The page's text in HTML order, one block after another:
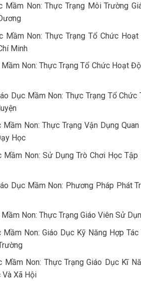
Mầm Non: Thực Trạng Môi Trường
Mầm Non: Thực Trạng Tổ Chức
Minh
Non: Thực Trạng Tổ Chức Hoạt
Dục Mầm Non: Thực Trạng Tổ
Mầm Non: Thực Trạng Vận Dụng
Học
Mầm Non: Sử Dụng Trò Chơi Học
Dục Mầm Non: Phương Pháp Phát
Non: Thực Trạng Giáo Viên Sử
Mầm Non: Giáo Dục Kỹ Năng Hợp
Mầm Non: Thực Trạng Giáo Dục Kĩ
Xã Hội